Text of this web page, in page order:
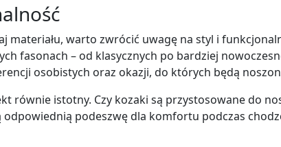
materiału, warto zwrócić uwagę na styl i
fasonach – od klasycznych po bardziej
osobistych oraz okazji, do których będą
równie istotny. Czy kozaki są przystosowane do
podeszwę dla komfortu podczas